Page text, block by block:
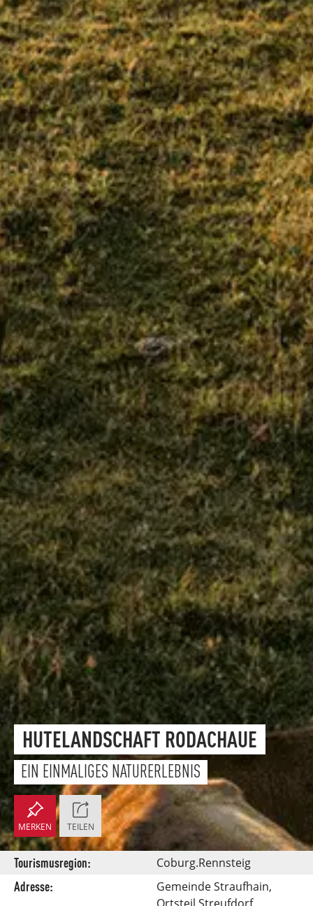
HUTELANDSCHAFT RODACHAUE
EIN EINMALIGES NATURERLEBNIS
MERKEN TEILEN
Tourismusregion: Coburg.Rennsteig
Adresse:
Gemeinde Straufhain,